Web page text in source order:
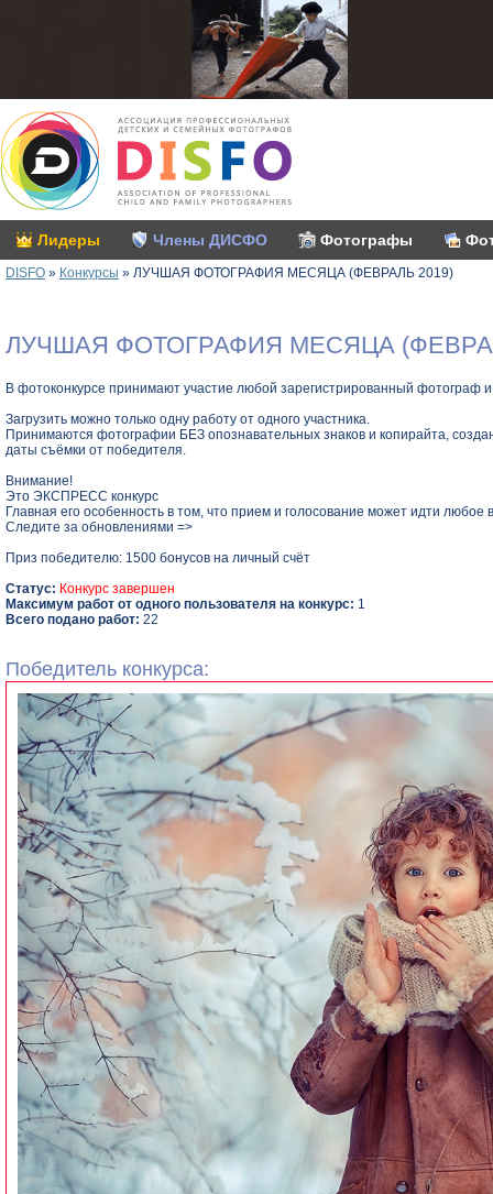
Лидеры Члены ДИСФО Фотографы
DISFO » Конкурсы » ЛУЧШАЯ ФОТОГРАФИЯ МЕСЯЦА (ФЕВРАЛЬ 2019)
ЛУЧШАЯ ФОТОГРАФИЯ МЕСЯЦА
В фотоконкурсе принимают участие любой зарегистрированный фотограф
Загрузить можно только одну работу от одного участника.
Принимаются фотографии БЕЗ опознавательных знаков и копирайта,
даты съёмки от победителя.
Внимание!
Это ЭКСПРЕСС конкурс
Главная его особенность в том, что прием и голосование может идти
Следите за обновлениями =>
Приз победителю: 1500 бонусов на личный счёт
Статус: Конкурс завершен
Максимум работ от одного пользователя на конкурс: 1
Всего подано работ: 22
Победитель конкурса: